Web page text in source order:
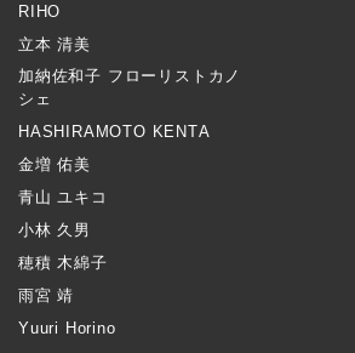
RIHO
立本 清美
加納佐和子 フローリストカノ
シェ
HASHIRAMOTO KENTA
金増 佑美
青山 ユキコ
小林 久男
穂積 木綿子
雨宮 靖
Yuuri Horino